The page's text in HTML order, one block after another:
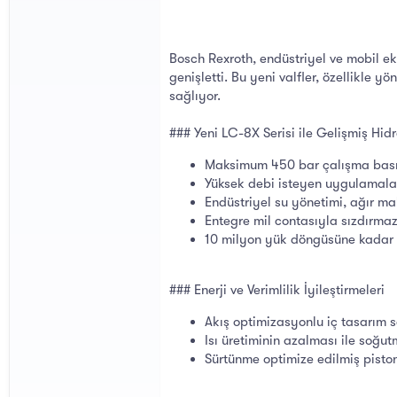
Bosch Rexroth, endüstriyel ve mobil
genişletti. Bu yeni valfler, özellikle yön
sağlıyor.
### Yeni LC-8X Serisi ile Gelişmiş
Maksimum 450 bar çalışma
Yüksek debi isteyen
Endüstriyel su yönetimi, ağır
Entegre mil contasıyla
10 milyon yük döngüsüne
### Enerji ve Verimlilik İyileştirmeleri
Akış optimizasyonlu iç tasarım
Isı üretiminin azalması ile
Sürtünme optimize edilmiş